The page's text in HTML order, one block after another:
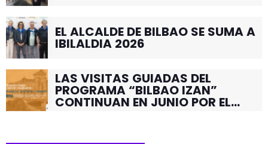
EL ALCALDE DE BILBAO SE SUMA A
IBILALDIA 2026
LAS VISITAS GUIADAS DEL
PROGRAMA “BILBAO IZAN”
CONTINUAN EN JUNIO POR EL